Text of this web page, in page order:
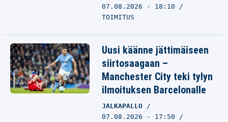
07.08.2026 - 18:10
TOIMITUS
Uusi käänne jättimäiseen
siirtosaagaan –
Manchester City teki tylyn
ilmoituksen Barcelonalle
JALKAPALLO
07.08.2026 - 17:50